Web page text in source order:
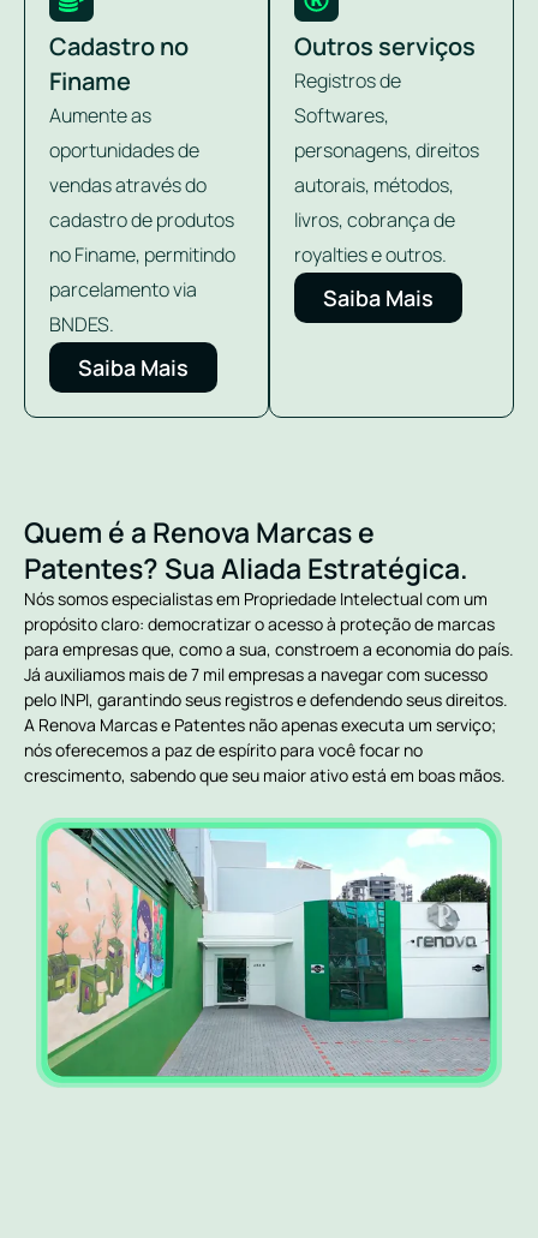
Cadastro no
Finame
Aumente as
oportunidades de
vendas através do
cadastro de produtos
no Finame, permitindo
parcelamento via
BNDES.
Saiba Mais
Outros serviços
Registros de
Softwares,
personagens, direitos
autorais, métodos,
livros, cobrança de
royalties e outros.
Saiba Mais
Quem é a Renova Marcas e
Patentes? Sua Aliada Estratégica.
Nós somos especialistas em Propriedade Intelectual com um
propósito claro: democratizar o acesso à proteção de marcas
para empresas que, como a sua, constroem a economia do país.
Já auxiliamos mais de 7 mil empresas a navegar com sucesso
pelo INPI, garantindo seus registros e defendendo seus direitos.
A Renova Marcas e Patentes não apenas executa um serviço;
nós oferecemos a paz de espírito para você focar no
crescimento, sabendo que seu maior ativo está em boas mãos.